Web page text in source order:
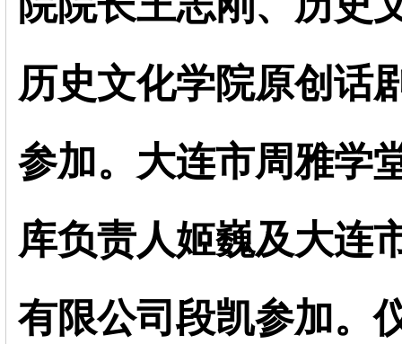
历史文化学院原创话
参加。大连市周雅学
库负责人姬巍及大连
有限公司段凯参加。